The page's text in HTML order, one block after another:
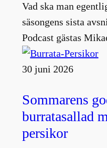
Vad ska man
säsongens sista
Podcast gästas
30 juni 2026
Sommarens
burratasallad
persikor